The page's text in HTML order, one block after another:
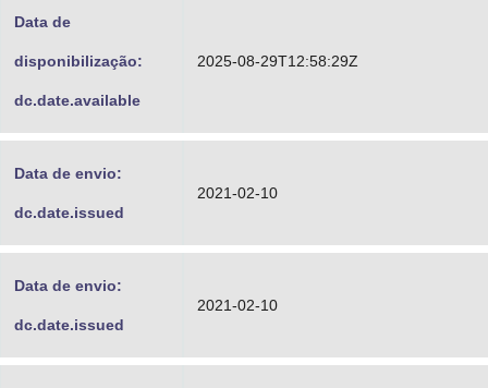
Data de
disponibilização:
dc.date.available
2025-08-29T12:58:29Z
Data de envio:
dc.date.issued
2021-02-10
Data de envio:
dc.date.issued
2021-02-10